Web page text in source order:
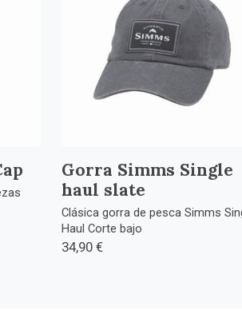
Gorra Simms Single
haul slate
Clásica gorra de pesca Simms
Haul Corte bajo
34,90 €